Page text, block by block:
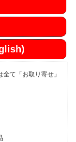
て「お取り寄せ」